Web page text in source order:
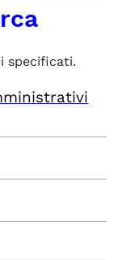
specificati.